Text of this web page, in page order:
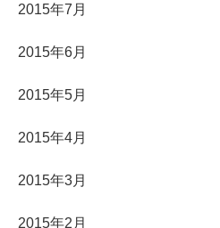
2015年7月
2015年6月
2015年5月
2015年4月
2015年3月
2015年2月